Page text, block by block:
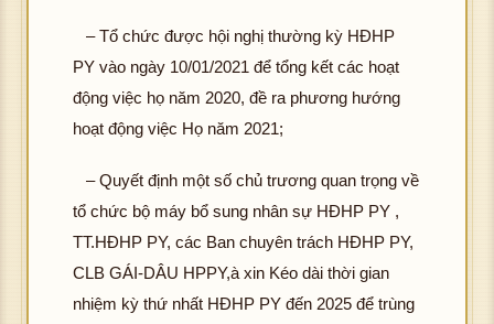
– Tổ chức được hội nghị thường kỳ HĐHP
PY vào ngày 10/01/2021 để tổng kết các hoạt
động việc họ năm 2020, đề ra phương hướng
hoạt động việc Họ năm 2021;
– Quyết định một số chủ trương quan trọng về
tổ chức bộ máy bổ sung nhân sự HĐHP PY ,
TT.HĐHP PY, các Ban chuyên trách HĐHP PY,
CLB GÁI-DÂU HPPY,à xin Kéo dài thời gian
nhiệm kỳ thứ nhất HĐHP PY đến 2025 để trùng